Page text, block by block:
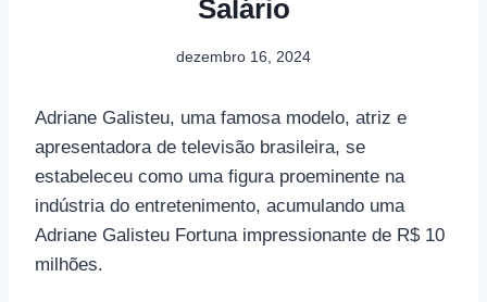
Salário
dezembro 16, 2024
Adriane Galisteu, uma famosa modelo, atriz e
apresentadora de televisão brasileira, se
estabeleceu como uma figura proeminente na
indústria do entretenimento, acumulando uma
Adriane Galisteu Fortuna impressionante de R$ 10
milhões.